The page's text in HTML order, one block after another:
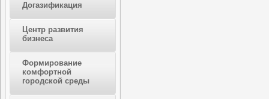
Догазификация
Центр развития
бизнеса
Формирование
комфортной
городской среды